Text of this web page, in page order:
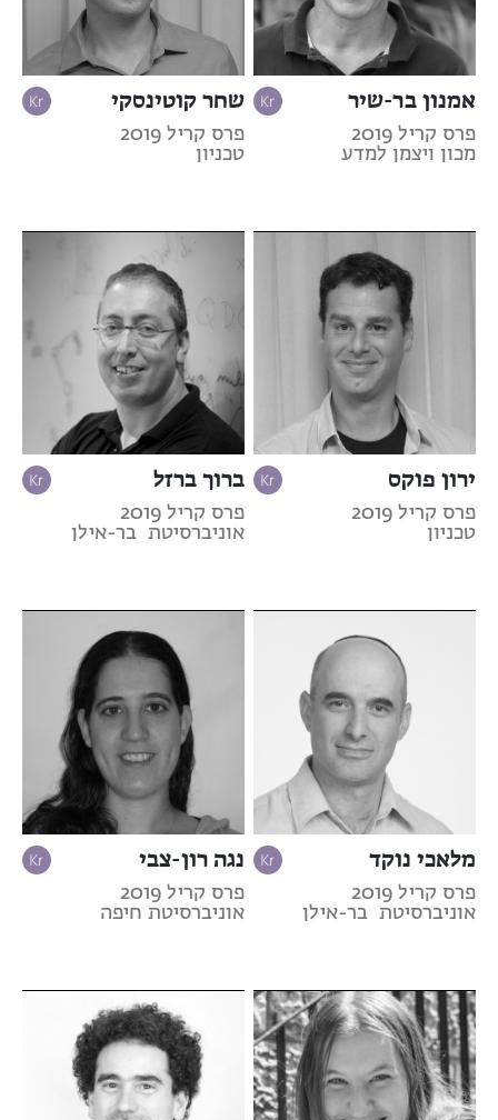
אמנון בר-שיר
פרס קריל 2019
מכון ויצמן למדע
שחר קוטינסקי
פרס קריל 2019
טכניון
ירון פוקס
פרס קריל 2019
טכניון
ברוך ברזל
פרס קריל 2019
אוניברסיטת בר-אילן
מלאכי נוקד
פרס קריל 2019
אוניברסיטת בר-אילן
נגה רון-צבי
פרס קריל 2019
אוניברסיטת חיפה